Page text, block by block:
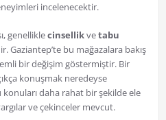
incelenecektir.
genelliklecinsellikvetabu
Gaziantep’te bu mağazalara bakış
bir değişim göstermiştir. Bir
konuşmak neredeyse
daha rahat bir şekilde ele
ve çekinceler mevcut.